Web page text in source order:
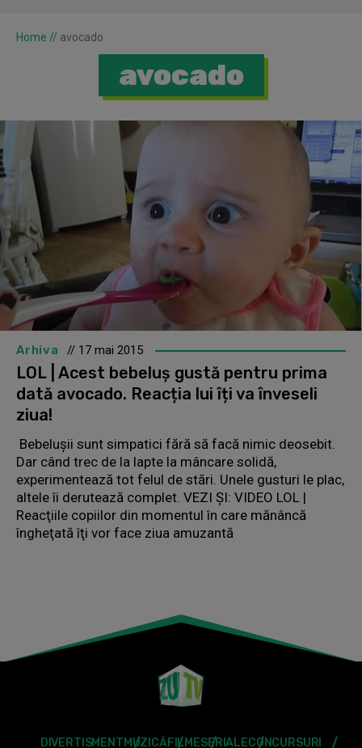
Home // avocado
avocado
Arhiva // 17 mai 2015
LOL | Acest bebeluș gustă pentru prima
dată avocado. Reacția lui îți va înveseli
ziua!
Bebelușii sunt simpatici fără să facă nimic deosebit.
Dar când trec de la lapte la mâncare solidă,
experimentează tot felul de stări. Unele gusturi le plac,
altele îi derutează complet. VEZI ȘI: VIDEO LOL |
Reacţiile copiilor din momentul în care mănâncă
îngheţată îţi vor face ziua amuzantă
DIVERTISMENT MUZICĂFILMESERIALECONCURSURI